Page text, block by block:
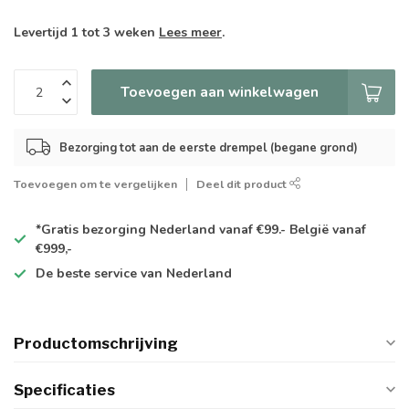
Levertijd 1 tot 3 weken Lees meer.
Toevoegen aan winkelwagen
Bezorging tot aan de eerste drempel (begane grond)
Toevoegen om te vergelijken Deel dit product
*Gratis bezorging Nederland vanaf €99.- België vanaf
€999,-
De beste service van Nederland
Productomschrijving
Specificaties